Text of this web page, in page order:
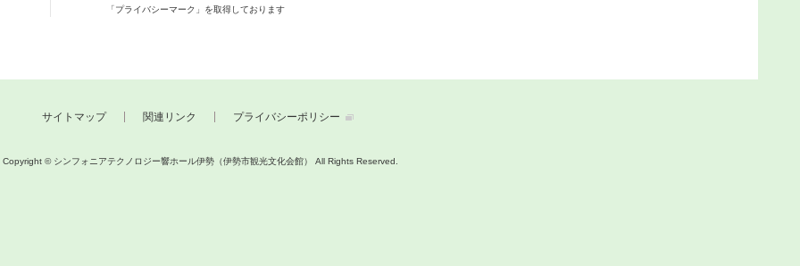
「プライバシーマーク」を取得しております
サイトマップ 関連リンク プライバシーポリシー
Copyright © シンフォニアテクノロジー響ホール伊勢（伊勢市観光文化会館） All Rights Reserved.